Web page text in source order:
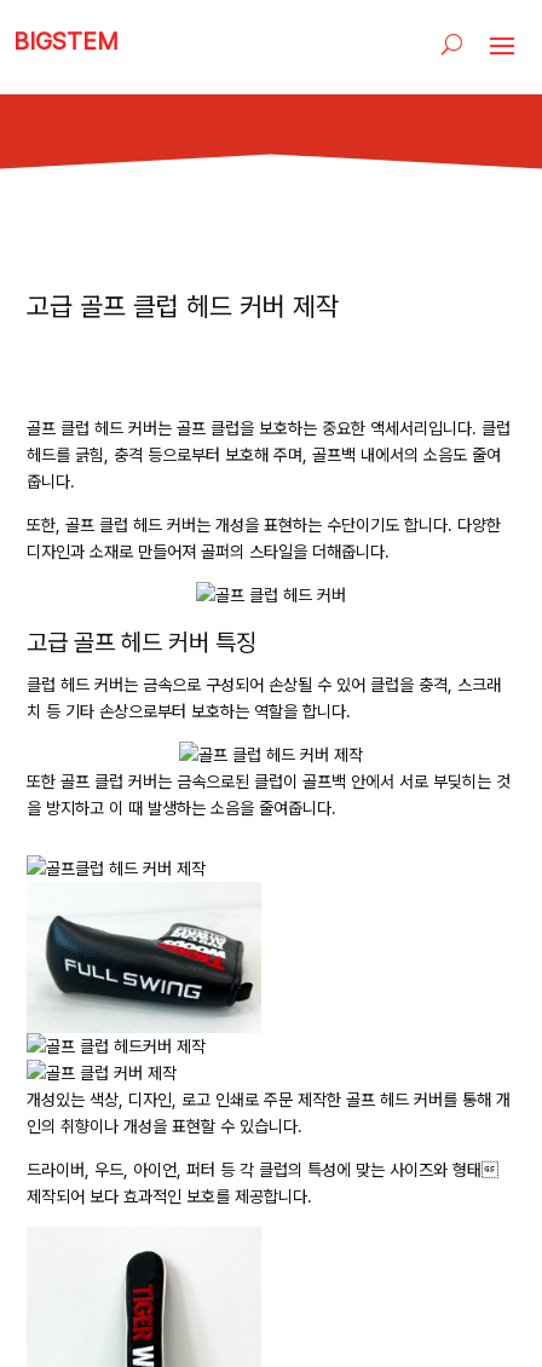
BIGSTEM
고급 골프 클럽 헤드 커버 제작
골프 클럽 헤드 커버는 골프 클럽을 보호하는 중요한 액세서리입니다. 클럽
헤드를 긁힘, 충격 등으로부터 보호해 주며, 골프백 내에서의 소음도 줄여
줍니다.
또한, 골프 클럽 헤드 커버는 개성을 표현하는 수단이기도 합니다. 다양한
디자인과 소재로 만들어져 골퍼의 스타일을 더해줍니다.
고급 골프 헤드 커버 특징
클럽 헤드 커버는 금속으로 구성되어 손상될 수 있어 클럽을 충격, 스크래
치 등 기타 손상으로부터 보호하는 역할을 합니다.
또한 골프 클럽 커버는 금속으로된 클럽이 골프백 안에서 서로 부딪히는 것
을 방지하고 이 때 발생하는 소음을 줄여줍니다.
개성있는 색상, 디자인, 로고 인쇄로 주문 제작한 골프 헤드 커버를 통해 개
인의 취향이나 개성을 표현할 수 있습니다.
드라이버, 우드, 아이언, 퍼터 등 각 클럽의 특성에 맞는 사이즈와 형태
제작되어 보다 효과적인 보호를 제공합니다.